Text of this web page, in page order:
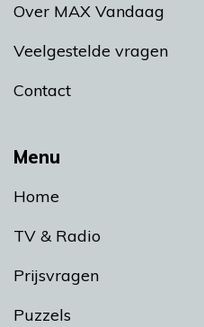
Menu
Home
TV & Radio
Prijsvragen
Puzzels
Over MAX Vandaag
Veelgestelde vragen
Contact